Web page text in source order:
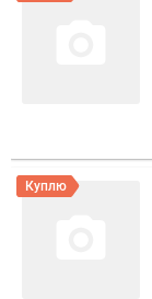
Куплю